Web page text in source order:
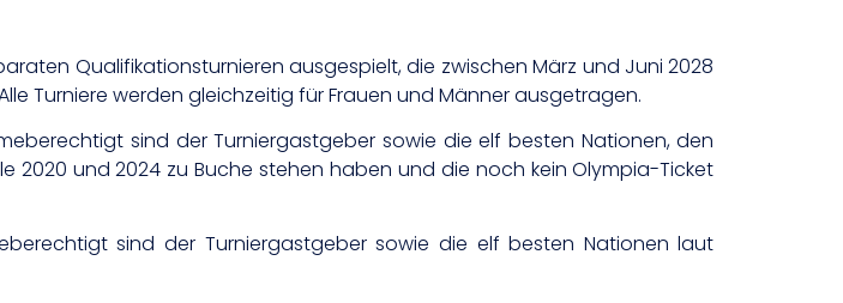
Qualifikationsturnieren ausgespielt, die zwischen März und Juni 2028
Turniere werden gleichzeitig für Frauen und Männer ausgetragen.
sind der Turniergastgeber sowie die elf besten Nationen, den
2020 und 2024 zu Buche stehen haben und die noch kein Olympia-Ticket
sind der Turniergastgeber sowie die elf besten Nationen laut